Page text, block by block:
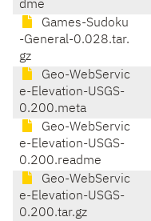
dme
Games-Sudoku
-General-0.028.tar.
gz
Geo-WebServic
e-Elevation-USGS-
0.200.meta
Geo-WebServic
e-Elevation-USGS-
0.200.readme
Geo-WebServic
e-Elevation-USGS-
0.200.tar.gz